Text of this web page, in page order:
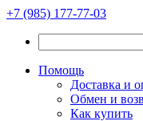
+7 (985) 177-77-03
Помощь
Доставка и
Обмен и
Как купить